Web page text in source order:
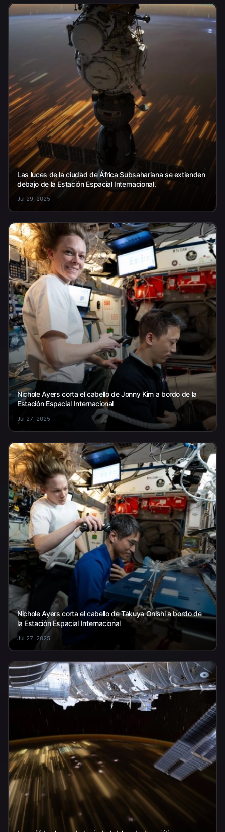
Las luces de la ciudad de África Subsahariana se extienden
debajo de la Estación Espacial Internacional.
Jul 29, 2025
Nichole Ayers corta el cabello de Jonny Kim a bordo de la
Estación Espacial Internacional
Jul 27, 2025
Nichole Ayers corta el cabello de Takuya Onishi a bordo de
la Estación Espacial Internacional
Jul 27, 2025